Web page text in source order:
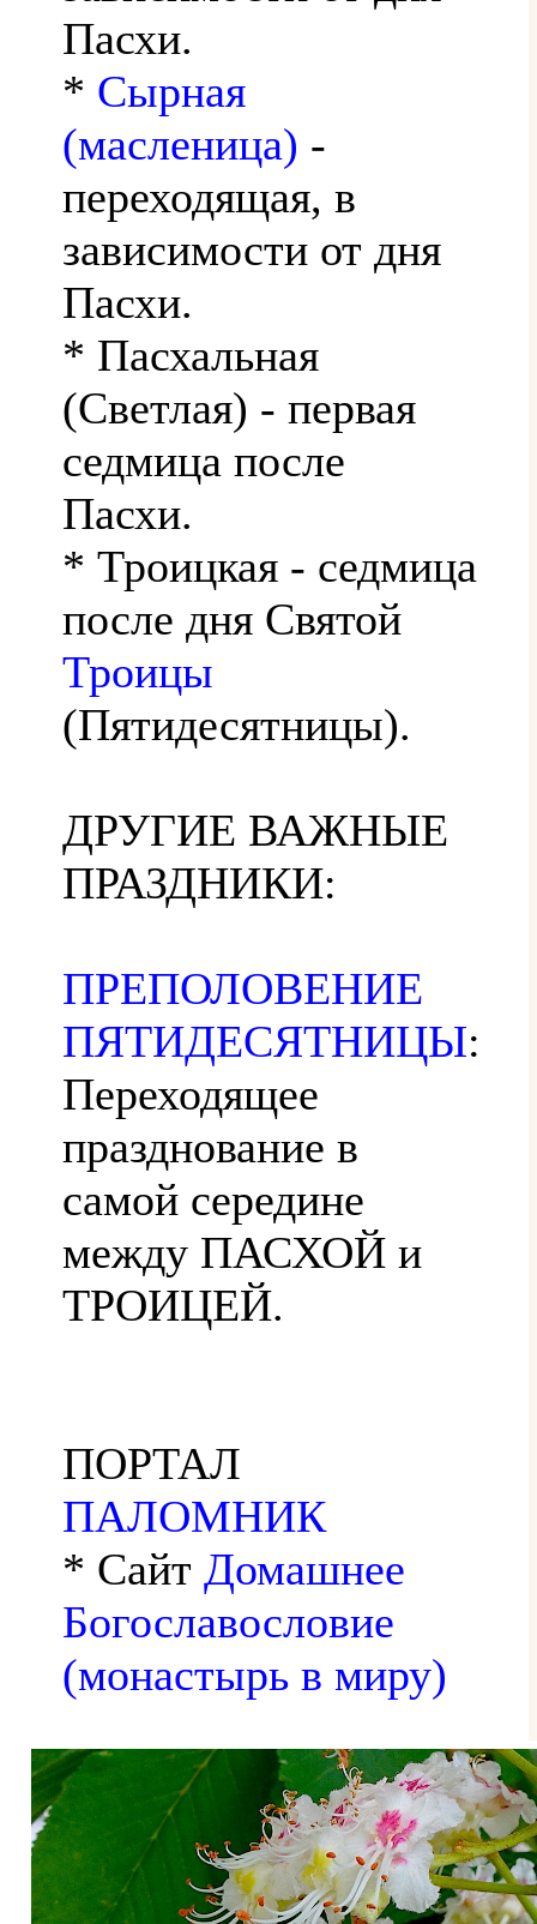
Пасхи.
* Сырная
(масленица) -
переходящая, в
зависимости от дня
Пасхи.
* Пасхальная
(Светлая) - первая
седмица после
Пасхи.
* Троицкая - седмица
после дня Святой
Троицы
(Пятидесятницы).
ДРУГИЕ ВАЖНЫЕ
ПРАЗДНИКИ:
ПРЕПОЛОВЕНИЕ
ПЯТИДЕСЯТНИЦЫ:
Переходящее
празднование в
самой середине
между ПАСХОЙ и
ТРОИЦЕЙ.
ПОРТАЛ
ПАЛОМНИК
* Сайт Домашнее
Богославословие
(монастырь в миру)